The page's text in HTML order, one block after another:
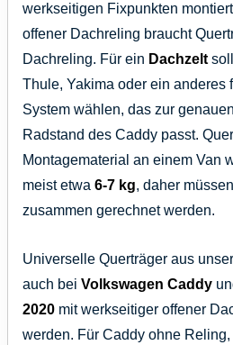
werkseitigen Fixpunkten
offener Dachreling braucht
Dachreling. Für ein Dachzelt
Thule, Yakima oder ein anderes
System wählen, das zur
Radstand des Caddy passt.
Montagematerial an einem Van
meist etwa 6-7 kg, daher müssen
zusammen gerechnet werden.
Universelle Querträger aus
auch bei Volkswagen Caddy
2020 mit werkseitiger offener
werden. Für Caddy ohne